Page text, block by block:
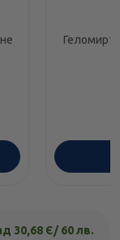
30,68 Є/ 60 лв.